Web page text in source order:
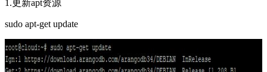
1.更新apt资源
sudo apt-get update